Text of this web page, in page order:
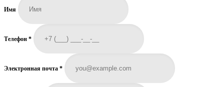
Имя
Телефон *
Электронная почта *